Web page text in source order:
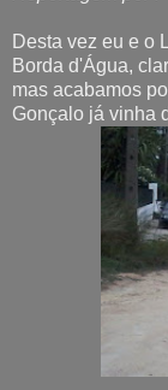
Desta vez eu e o
Borda d'Água,
mas acabamos
Gonçalo já vinha